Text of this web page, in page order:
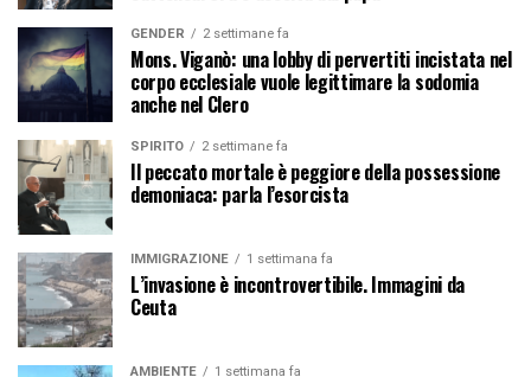
GENDER 2 settimane fa
Mons. Viganò: una lobby di pervertiti incistata nel
corpo ecclesiale vuole legittimare la sodomia
anche nel Clero
SPIRITO 2 settimane fa
Il peccato mortale è peggiore della possessione
demoniaca: parla l’esorcista
IMMIGRAZIONE 1 settimana fa
L’invasione è incontrovertibile. Immagini da
Ceuta
AMBIENTE 1 settimana fa